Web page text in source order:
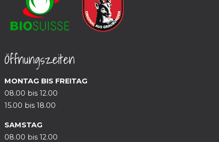
Öffnungszeiten
MONTAG BIS FREITAG
08.00 bis 12.00
15.00 bis 18.00
SAMSTAG
08.00 bis 12.00